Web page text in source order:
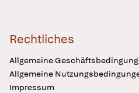
Rechtliches
Allgemeine
Allgemeine
Impressum